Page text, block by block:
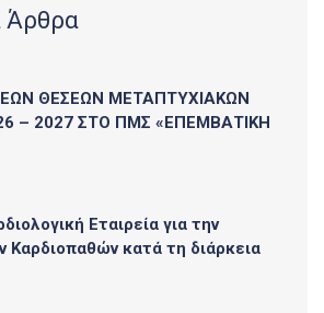
Άρθρα
ΘΕΣΕΩΝ ΜΕΤΑΠΤΥΧΙΑΚΩΝ
– 2027 ΣΤΟ ΠΜΣ «ΕΠΕΜΒΑΤΙΚΗ
Εταιρεία για την
Καρδιοπαθών κατά τη διάρκεια